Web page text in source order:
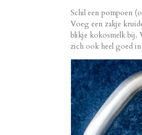
Schil een pompoen
Voeg een zakje
blikje kokosmelk bij.
zich ook heel goed